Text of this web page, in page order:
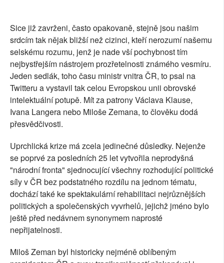
Sice již zavrženi, často opakovaně, stejně jsou našim
srdcím tak nějak bližší než cizinci, kteří nerozumí našemu
selskému rozumu, jenž je nade vší pochybnost tím
nejbystřejším nástrojem prozřetelnosti známého vesmíru.
Jeden sedlák, toho času ministr vnitra ČR, to psal na
Twitteru a vystavil tak celou Evropskou unii obrovské
intelektuální potupě. Mít za patrony Václava Klause,
Ivana Langera nebo Miloše Zemana, to člověku dodá
přesvědčivosti.
Uprchlická krize má zcela jedinečné důsledky. Nejenže
se poprvé za posledních 25 let vytvořila neprodyšná
"národní fronta" sjednocující všechny rozhodující politické
síly v ČR bez podstatného rozdílu na jednom tématu,
dochází také ke spektakulární rehabilitaci nejrůznějších
politických a společenských vyvrhelů, jejichž jméno bylo
ještě před nedávnem synonymem naprosté
nepřijatelnosti.
Miloš Zeman byl historicky nejméně oblíbeným